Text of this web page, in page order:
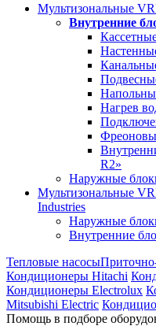
Мультизональные
Внутренние
Нагрев
R2»
Наружные
Мультизональные
Industries
Наружные
Внутренние
Тепловые насосы
Кондиционеры Hitachi
Кондиционеры Electrolux
Mitsubishi Electric
Помощь в подборе